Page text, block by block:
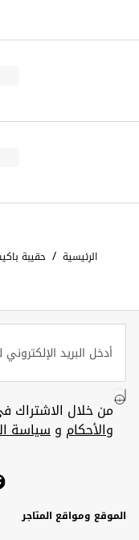
الرئيسية / حقيبة
من خلال الاشتراك
والأحكام وسياسة
الموقع ومواقع المتاجر